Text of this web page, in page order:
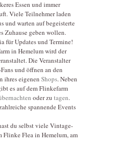
Essen und immer
Viele Teilnehmer laden
und warten auf begeisterte
Zuhause geben wollen.
für Updates und Termine!
in Hemelum wird der
Die Veranstalter
und öffnen an den
ihres eigenen Shops. Neben
es auf dem Flinkefarm
oder zu tagen.
spannende Events
du selbst viele Vintage-
Flinke Flea in Hemelum, am